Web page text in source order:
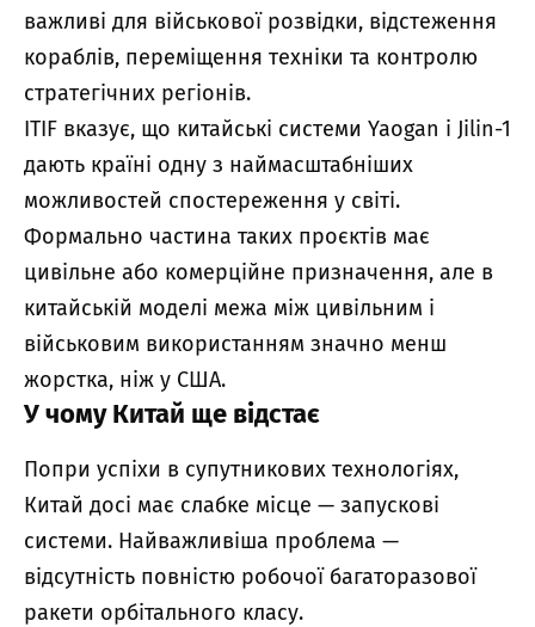
важливі для військової розвідки, відстеження
кораблів, переміщення техніки та контролю
стратегічних регіонів.
ITIF вказує, що китайські системи Yaogan і Jilin-1
дають країні одну з наймасштабніших
можливостей спостереження у світі.
Формально частина таких проєктів має
цивільне або комерційне призначення, але в
китайській моделі межа між цивільним і
військовим використанням значно менш
жорстка, ніж у США.
У чому Китай ще відстає
Попри успіхи в супутникових технологіях,
Китай досі має слабке місце — запускові
системи. Найважливіша проблема —
відсутність повністю робочої багаторазової
ракети орбітального класу.